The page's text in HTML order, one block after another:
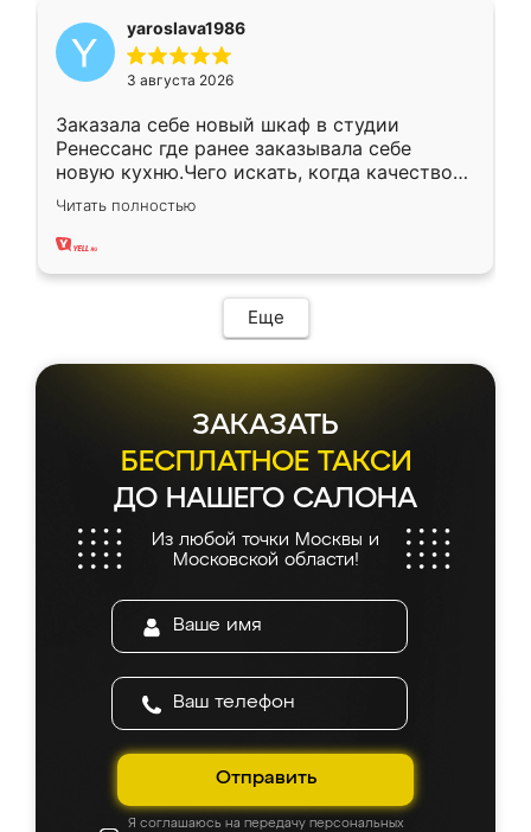
yaroslava1986
3 августа 2026
Заказала себе новый шкаф в студии
Ренессанс где ранее заказывала себе
новую кухню.Чего искать, когда качеством
вполне довольна. Служит кухня уже почти
два года, нареканий нет.
Читать полностью
Еще
ЗАКАЗАТЬ
БЕСПЛАТНОЕ ТАКСИ
ДО НАШЕГО САЛОНА
Из любой точки Москвы и
Московской области!
Отправить
Я соглашаюсь на передачу персональных